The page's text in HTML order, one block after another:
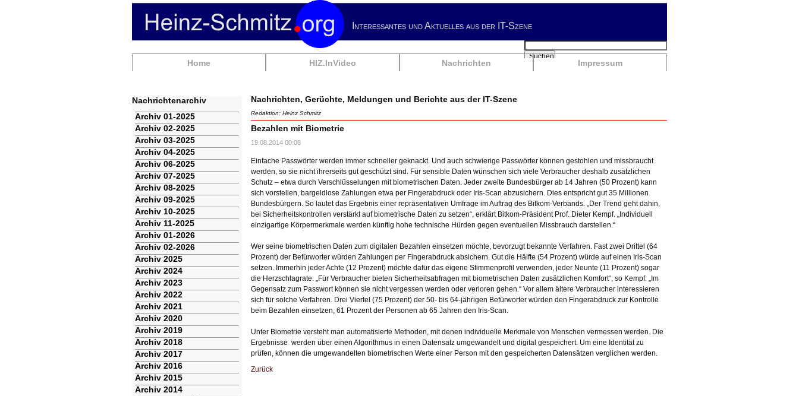
Interessantes und Aktuelles aus der IT-Szene
Navigation
Home HIZ.InVideo Nachrichten Impressum
Suchbegriffe
Suchen
Nachrichten, Gerüchte, Meldungen und Berichte aus der IT-Szene
Redaktion: Heinz Schmitz
Bezahlen mit Biometrie
19.08.2014 00:08
Einfache Passwörter werden immer schneller geknackt. Und auch schwierige Passwörter können gestohlen und missbraucht
werden, so sie nicht ihrerseits gut geschützt sind. Für sensible Daten wünschen sich viele Verbraucher deshalb zusätzlichen
Schutz – etwa durch Verschlüsselungen mit biometrischen Daten. Jeder zweite Bundesbürger ab 14 Jahren (50 Prozent) kann
sich vorstellen, bargeldlose Zahlungen etwa per Fingerabdruck oder Iris-Scan abzusichern. Dies entspricht gut 35 Millionen
Bundesbürgern. So lautet das Ergebnis einer repräsentativen Umfrage im Auftrag des Bitkom-Verbands. „Der Trend geht dahin,
bei Sicherheitskontrollen verstärkt auf biometrische Daten zu setzen“, erklärt Bitkom-Präsident Prof. Dieter Kempf. „Individuell
einzigartige Körpermerkmale werden künftig hohe technische Hürden gegen eventuellen Missbrauch darstellen.“
Wer seine biometrischen Daten zum digitalen Bezahlen einsetzen möchte, bevorzugt bekannte Verfahren. Fast zwei Drittel (64
Prozent) der Befürworter würden Zahlungen per Fingerabdruck absichern. Gut die Hälfte (54 Prozent) würde auf einen Iris-Scan
setzen. Immerhin jeder Achte (12 Prozent) möchte dafür das eigene Stimmenprofil verwenden, jeder Neunte (11 Prozent) sogar
die Herzschlagrate. „Für Verbraucher bieten Sicherheitsabfragen mit biometrischen Daten zusätzlichen Komfort“, so Kempf. „Im
Gegensatz zum Passwort können sie nicht vergessen werden oder verloren gehen.“ Vor allem ältere Verbraucher interessieren
sich für solche Verfahren. Drei Viertel (75 Prozent) der 50- bis 64-jährigen Befürworter würden den Fingerabdruck zur Kontrolle
beim Bezahlen einsetzen, 61 Prozent der Personen ab 65 Jahren den Iris-Scan.
Unter Biometrie versteht man automatisierte Methoden, mit denen individuelle Merkmale von Menschen vermessen werden. Die
Ergebnisse werden über einen Algorithmus in einen Datensatz umgewandelt und digital gespeichert. Um eine Identität zu
prüfen, können die umgewandelten biometrischen Werte einer Person mit den gespeicherten Datensätzen verglichen werden.
Zurück
Nachrichtenarchiv
Navigation
überspringen
Archiv 01-2025
Archiv 02-2025
Archiv 03-2025
Archiv 04-2025
Archiv 06-2025
Archiv 07-2025
Archiv 08-2025
Archiv 09-2025
Archiv 10-2025
Archiv 11-2025
Archiv 01-2026
Archiv 02-2026
Archiv 2025
Archiv 2024
Archiv 2023
Archiv 2022
Archiv 2021
Archiv 2020
Archiv 2019
Archiv 2018
Archiv 2017
Archiv 2016
Archiv 2015
Archiv 2014